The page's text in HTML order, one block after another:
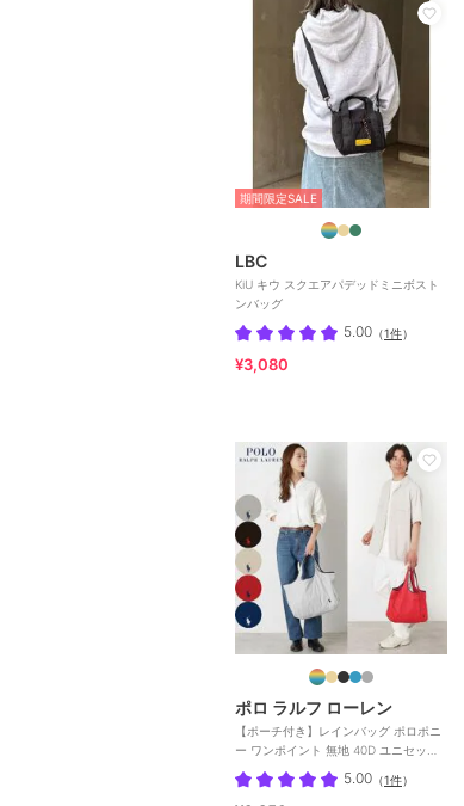
期間限定SALE
LBC
KiU キウ スクエアパデッドミニボスト
ンバッグ
5.00 （1件）
¥3,080
ポロ ラルフ ローレン
【ポーチ付き】レインバッグ ポロポニ
ー ワンポイント 無地 40D ユニセック
ス
5.00 （1件）